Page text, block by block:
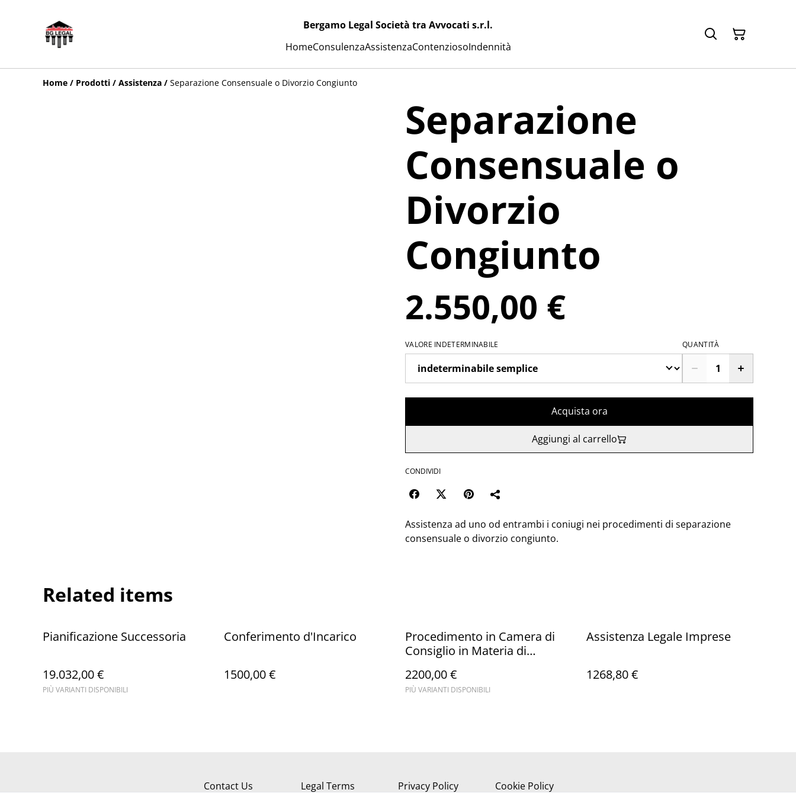
Bergamo Legal Società tra Avvocati s.r.l.
HomeConsulenzaAssistenzaContenziosoIndennità
Home / Prodotti / Assistenza / Separazione Consensuale o Divorzio Congiunto
Separazione
Consensuale o
Divorzio
Congiunto
2.550,00 €
VALORE INDETERMINABILE QUANTITÀ
Acquista ora
Aggiungi al carrello
CONDIVIDI
Assistenza ad uno od entrambi i coniugi nei procedimenti di separazione
consensuale o divorzio congiunto.
Related items
Pianificazione Successoria
19.032,00 €
PIÙ VARIANTI DISPONIBILI
Conferimento d'Incarico
1500,00 €
Procedimento in Camera di
Consiglio in Materia di
2200,00 €
PIÙ VARIANTI DISPONIBILI
Assistenza Legale Imprese
1268,80 €
Contact Us Legal Terms Privacy Policy Cookie Policy